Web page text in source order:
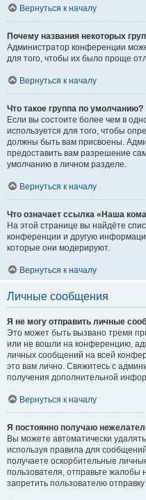
Вернуться к началу
Почему названия некоторых
Администратор конференции
для того, чтобы их было проще
Вернуться к началу
Что такое группа по умолчанию?
Если вы состоите более чем в
используется для того, чтобы
должны быть вам присвоены.
предоставить вам разрешение
умолчанию в личном разделе.
Вернуться к началу
Что означает ссылка «Наша
На этой странице вы найдёте
конференции и другую
которые они модерируют.
Вернуться к началу
Личные сообщения
Я не могу отправить личные
Это может быть вызвано тремя
или не вошли на конференцию,
личных сообщений на всей
это вам лично. Свяжитесь с
получения дополнительной
Вернуться к началу
Я постоянно получаю
Вы можете автоматически
используя правила для
получаете оскорбительные
пользователя, отправьте
запретить пользователю